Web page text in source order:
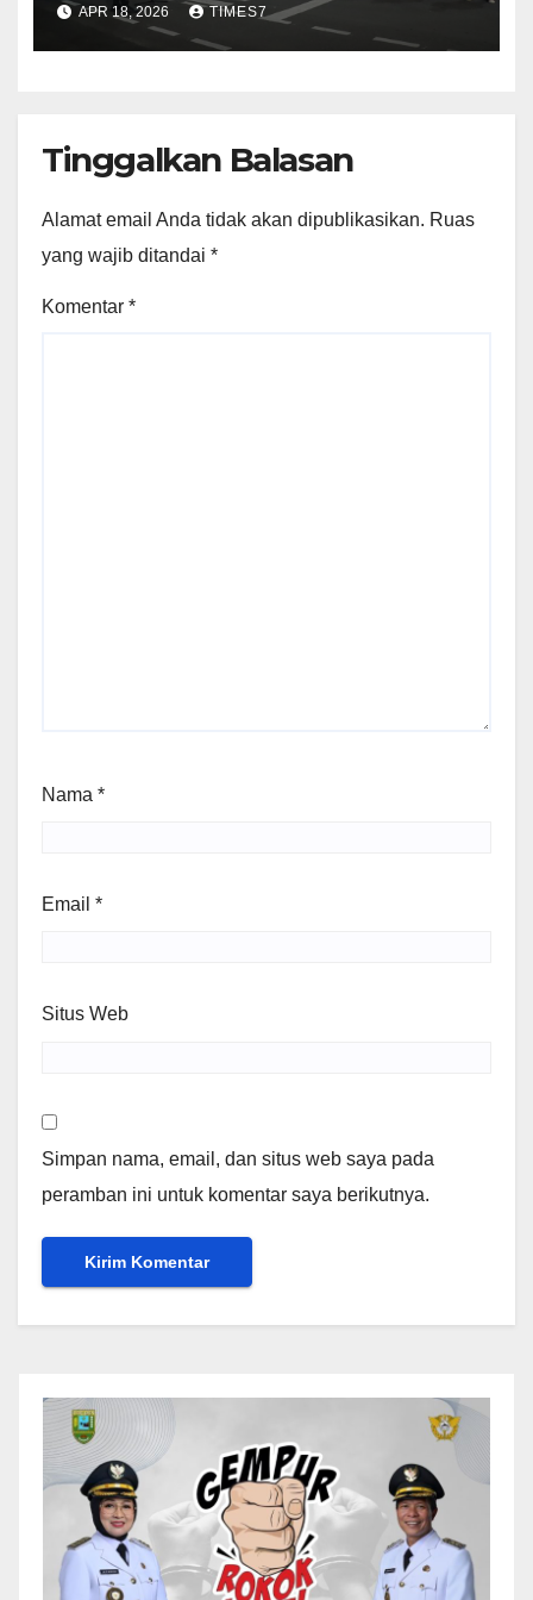
APR 18, 2026 TIMES7
Tinggalkan Balasan
Alamat email Anda tidak akan dipublikasikan. Ruas
yang wajib ditandai *
Komentar *
Nama *
Email *
Situs Web
Simpan nama, email, dan situs web saya pada
peramban ini untuk komentar saya berikutnya.